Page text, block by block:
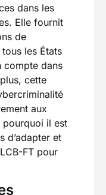
dans les
Elle fournit
de
les États
compte dans
cette
aux
pourquoi il est
d’adapter et
FT pour